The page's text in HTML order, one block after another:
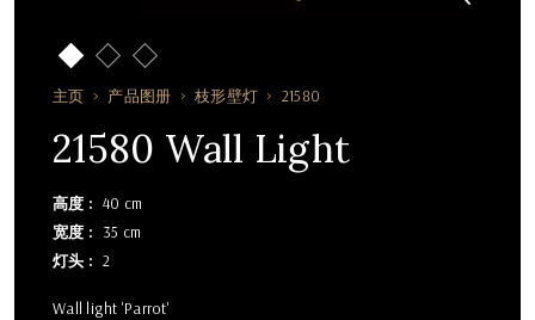
主页 产品图册 枝形壁灯 21580
21580 Wall Light
高度
40 cm
宽度
35 cm
灯头
2
Wall light 'Parrot'